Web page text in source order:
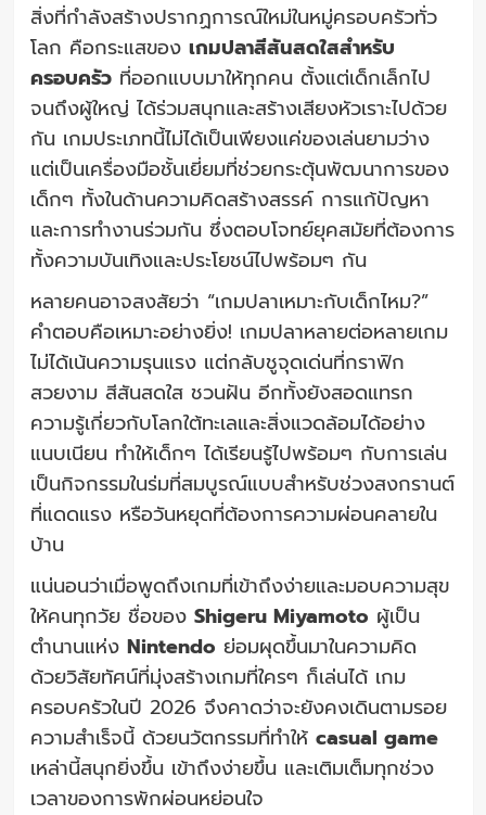
สิ่งที่กำลังสร้างปรากฏการณ์ใหม่ในหมู่ครอบครัวทั่ว
โลก คือกระแสของ เกมปลาสีสันสดใสสำหรับ
ครอบครัวที่ออกแบบมาให้ทุกคน ตั้งแต่เด็กเล็กไป
จนถึงผู้ใหญ่ ได้ร่วมสนุกและสร้างเสียงหัวเราะไปด้วย
กัน เกมประเภทนี้ไม่ได้เป็นเพียงแค่ของเล่นยามว่าง
แต่เป็นเครื่องมือชั้นเยี่ยมที่ช่วยกระตุ้นพัฒนาการของ
เด็กๆ ทั้งในด้านความคิดสร้างสรรค์ การแก้ปัญหา
และการทำงานร่วมกัน ซึ่งตอบโจทย์ยุคสมัยที่ต้องการ
ทั้งความบันเทิงและประโยชน์ไปพร้อมๆ กัน
หลายคนอาจสงสัยว่า “เกมปลาเหมาะกับเด็กไหม?”
คำตอบคือเหมาะอย่างยิ่ง! เกมปลาหลายต่อหลายเกม
ไม่ได้เน้นความรุนแรง แต่กลับชูจุดเด่นที่กราฟิก
สวยงาม สีสันสดใส ชวนฝัน อีกทั้งยังสอดแทรก
ความรู้เกี่ยวกับโลกใต้ทะเลและสิ่งแวดล้อมได้อย่าง
แนบเนียน ทำให้เด็กๆ ได้เรียนรู้ไปพร้อมๆ กับการเล่น
เป็นกิจกรรมในร่มที่สมบูรณ์แบบสำหรับช่วงสงกรานต์
ที่แดดแรง หรือวันหยุดที่ต้องการความผ่อนคลายใน
บ้าน
แน่นอนว่าเมื่อพูดถึงเกมที่เข้าถึงง่ายและมอบความสุข
ให้คนทุกวัย ชื่อของ Shigeru Miyamoto ผู้เป็น
ตำนานแห่ง Nintendo ย่อมผุดขึ้นมาในความคิด
ด้วยวิสัยทัศน์ที่มุ่งสร้างเกมที่ใครๆ ก็เล่นได้ เกม
ครอบครัวในปี 2026 จึงคาดว่าจะยังคงเดินตามรอย
ความสำเร็จนี้ ด้วยนวัตกรรมที่ทำให้ casual game
เหล่านี้สนุกยิ่งขึ้น เข้าถึงง่ายขึ้น และเติมเต็มทุกช่วง
เวลาของการพักผ่อนหย่อนใจ